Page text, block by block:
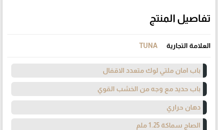
تفاصيل المنتج
العلامة التجارية TUNA
باب امان ملتي لوك متعدد الاقفال
باب حديد مع وجه من الخشب القوي
دهان حراري
الصاج سماكة 1.25 ملم